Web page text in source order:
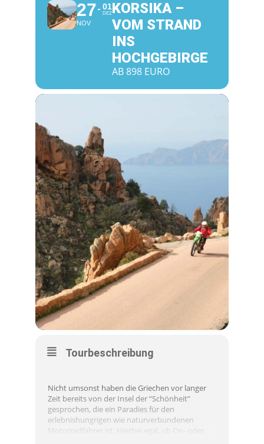
27
NOV
01
DEZKORSIKA –
VOM STRAND
INS
HOCHGEBIRGE
AB 898 EURO
Tourbeschreibung
Nicht umsonst haben die Griechen vor langer
Zeit bereits von der Insel der “Schönheit”
gesprochen, die ein Paradies für den
erlebnishungrigen wie naturverbundenen
Motorradfahrer ist. Hierbei egal, ob On- oder